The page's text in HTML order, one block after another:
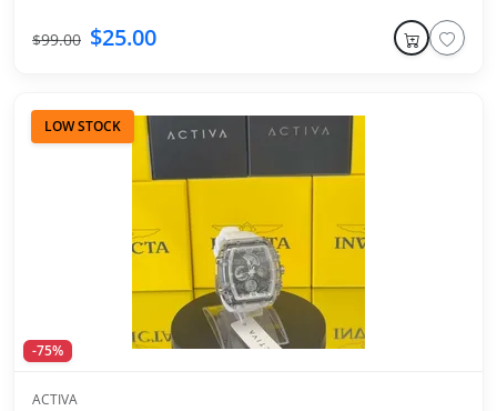
$99.00 $25.00
LOW STOCK
-75%
ACTIVA